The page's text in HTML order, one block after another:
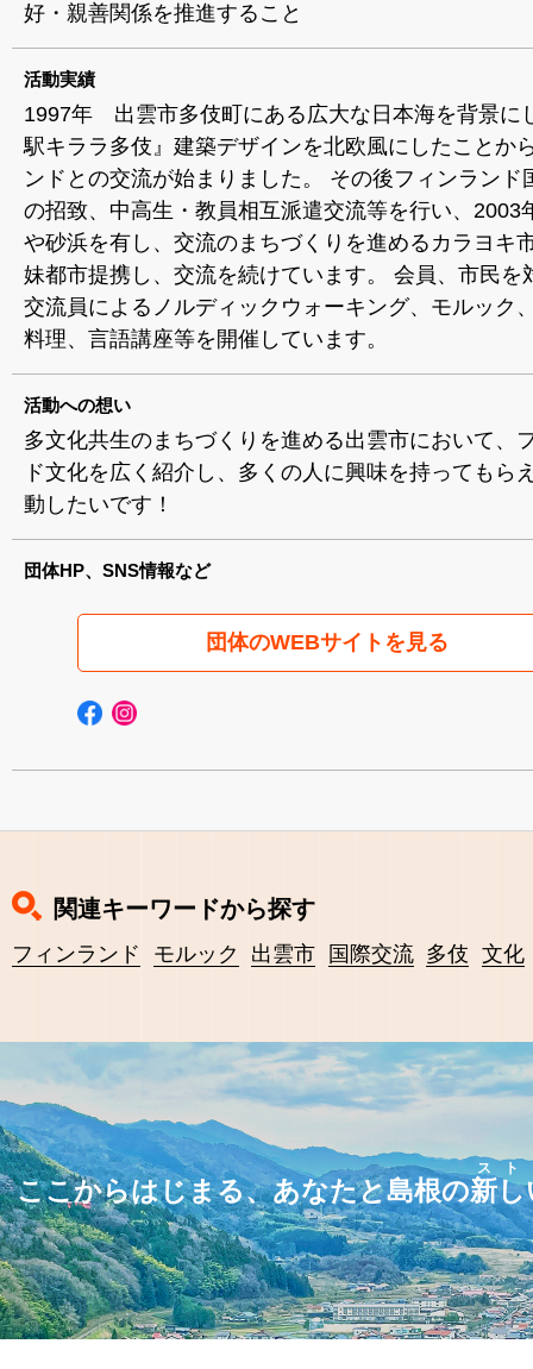
好・親善関係を推進すること
活動実績
1997年 出雲市多伎町にある広大な日本海を背景に
駅キララ多伎』建築デザインを北欧風にしたことか
ンドとの交流が始まりました。 その後フィンランド
の招致、中高生・教員相互派遣交流等を行い、2003
や砂浜を有し、交流のまちづくりを進めるカラヨキ
妹都市提携し、交流を続けています。 会員、市民を
交流員によるノルディックウォーキング、モルック
料理、言語講座等を開催しています。
活動への想い
多文化共生のまちづくりを進める出雲市において、
ド文化を広く紹介し、多くの人に興味を持ってもら
動したいです！
団体HP、SNS情報など
団体のWEBサイトを見る
関連キーワードから探す
フィンランド モルック 出雲市 国際交流 多伎 文化
ここからはじまる、あなたと島根の新し
スト